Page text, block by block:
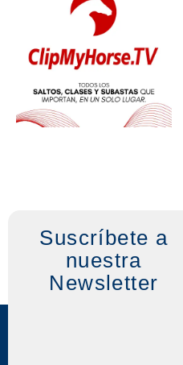
Suscríbete a
nuestra
Newsletter